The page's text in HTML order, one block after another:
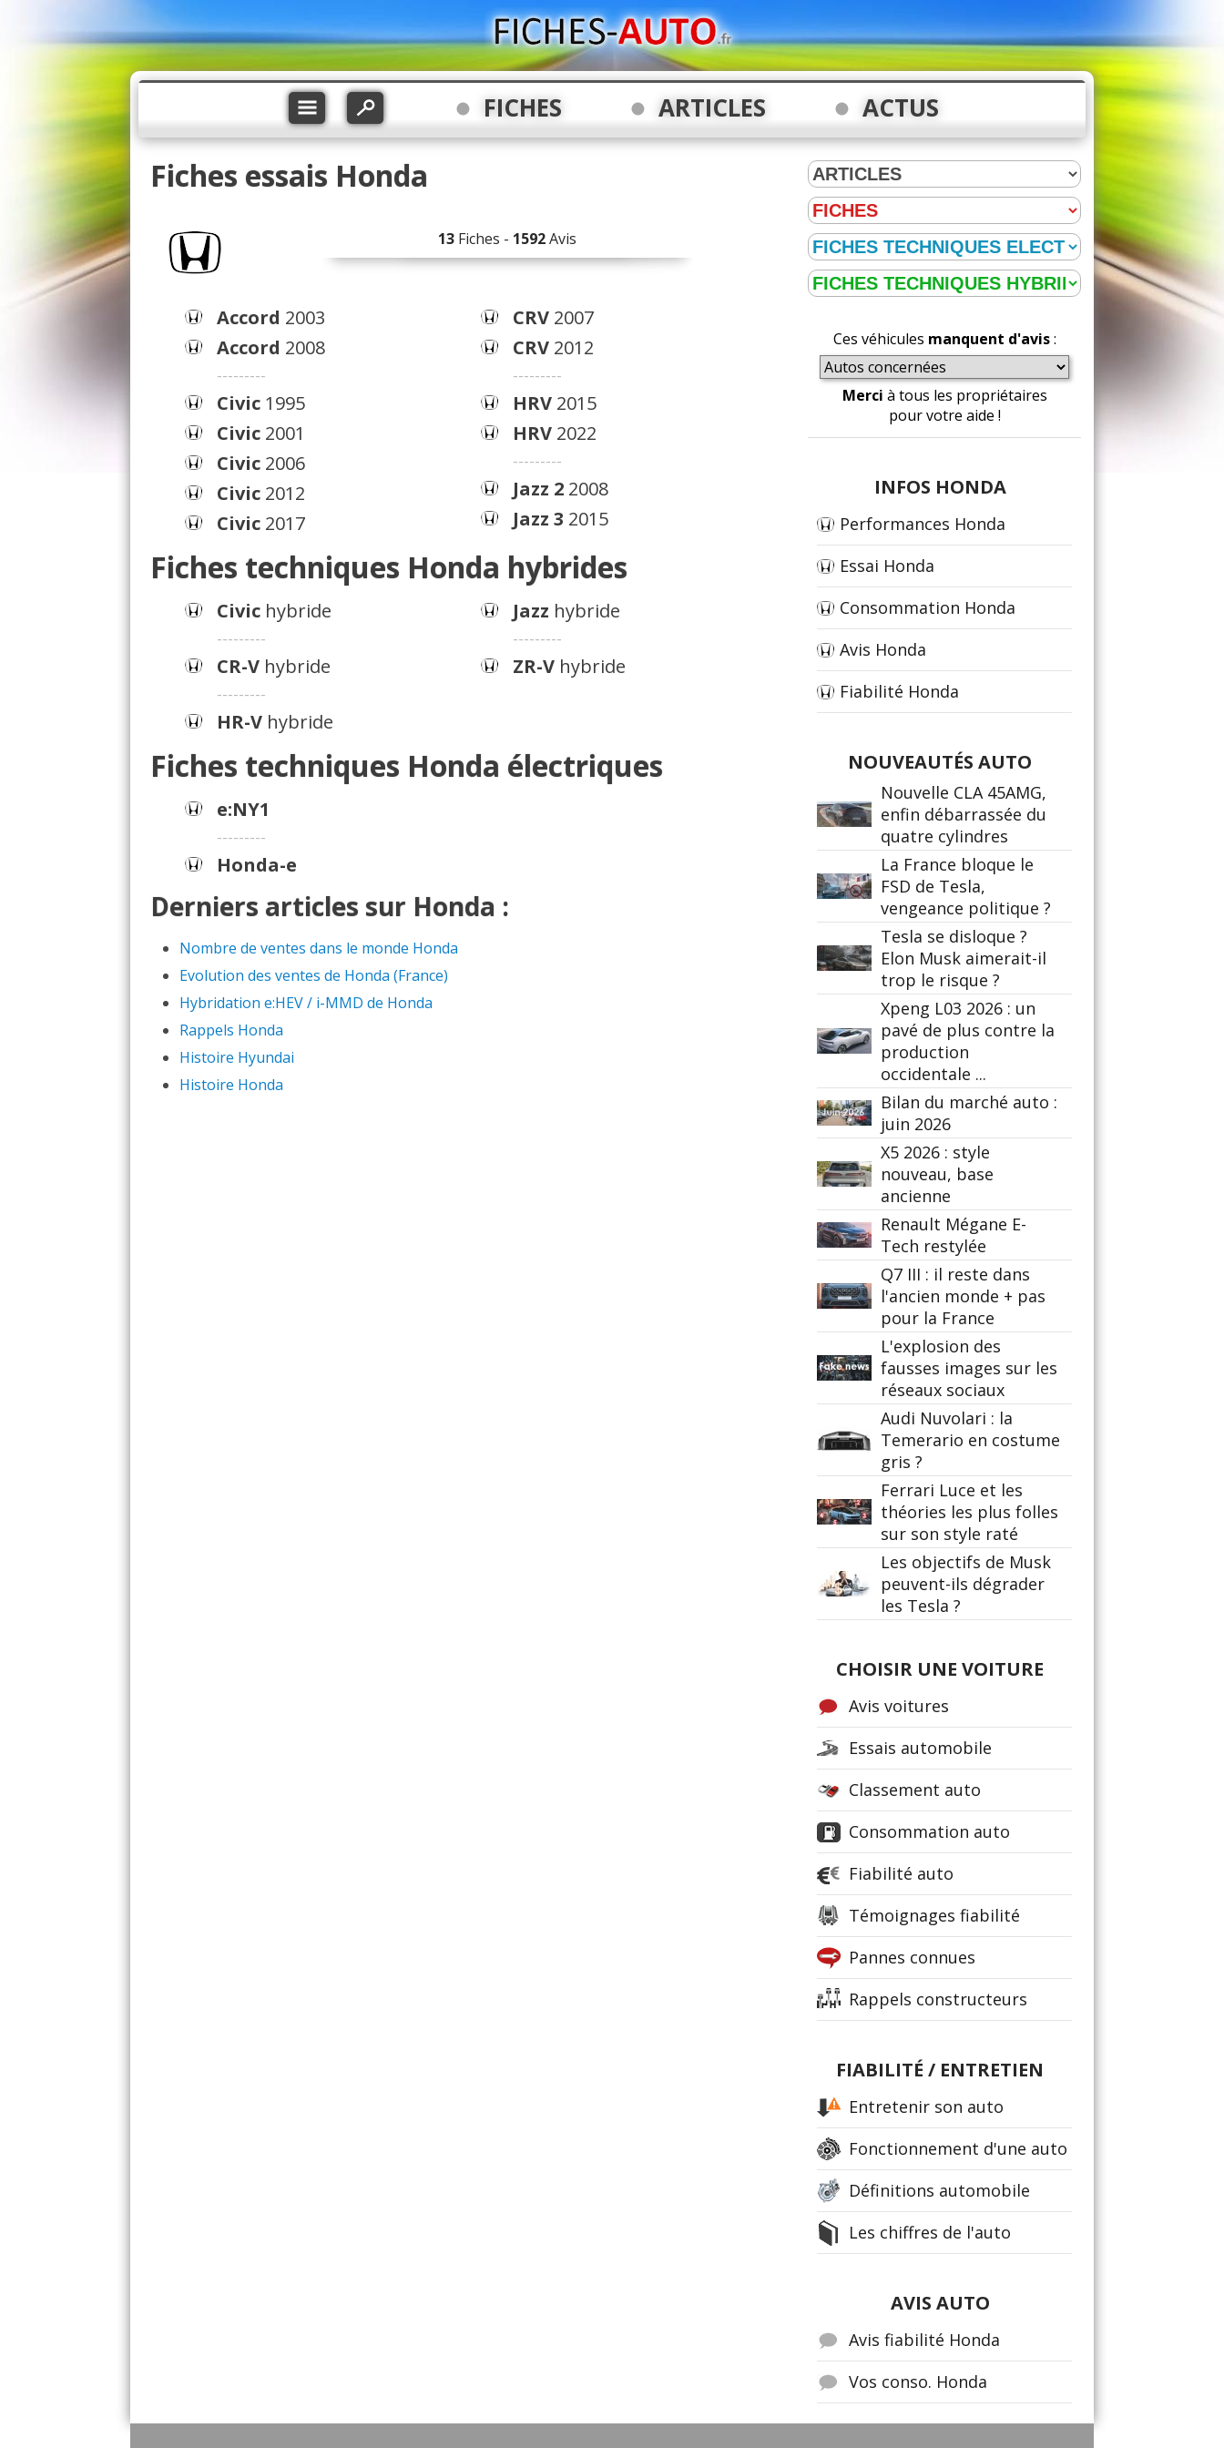
FICHES ARTICLES ACTUS
Fiches essais Honda
13Fiches - 1592Avis
Accord 2003
Accord 2008
---------
Civic 1995
Civic 2001
Civic 2006
Civic 2012
Civic 2017
CRV 2007
CRV 2012
---------
HRV 2015
HRV 2022
---------
Jazz 2 2008
Jazz 3 2015
Fiches techniques Honda hybrides
Civic hybride
---------
CR-V hybride
---------
HR-V hybride
Jazz hybride
---------
ZR-V hybride
Fiches techniques Honda électriques
e:NY1
---------
Honda-e
Derniers articles sur Honda :
Nombre de ventes dans le monde Honda
Evolution des ventes de Honda (France)
Hybridation e:HEV / i-MMD de Honda
Rappels Honda
Histoire Hyundai
Histoire Honda
Ces véhicules manquent d'avis:
Merci à tous les propriétaires
pour votre aide !
INFOS HONDA
Performances Honda
Essai Honda
Consommation Honda
Avis Honda
Fiabilité Honda
NOUVEAUTÉS AUTO
Nouvelle CLA 45AMG,
enfin débarrassée du
quatre cylindres
La France bloque le
FSD de Tesla,
vengeance politique ?
Tesla se disloque ?
Elon Musk aimerait-il
trop le risque ?
Xpeng L03 2026 : un
pavé de plus contre la
production
occidentale ...
Bilan du marché auto :
juin 2026
X5 2026 : style
nouveau, base
ancienne
Renault Mégane E-
Tech restylée
Q7 III : il reste dans
l'ancien monde + pas
pour la France
L'explosion des
fausses images sur les
réseaux sociaux
Audi Nuvolari : la
Temerario en costume
gris ?
Ferrari Luce et les
théories les plus folles
sur son style raté
Les objectifs de Musk
peuvent-ils dégrader
les Tesla ?
CHOISIR UNE VOITURE
Avis voitures
Essais automobile
Classement auto
Consommation auto
Fiabilité auto
Témoignages fiabilité
Pannes connues
Rappels constructeurs
FIABILITÉ / ENTRETIEN
Entretenir son auto
Fonctionnement d'une auto
Définitions automobile
Les chiffres de l'auto
AVIS AUTO
Avis fiabilité Honda
Vos conso. Honda